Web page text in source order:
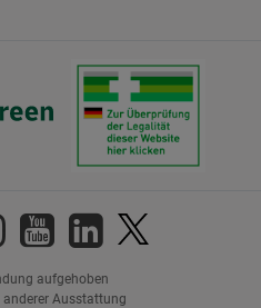
aufgehoben
Ausstattung